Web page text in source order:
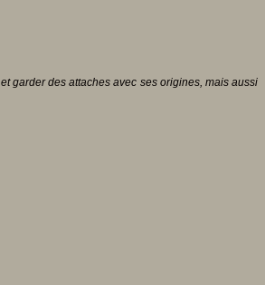
garder des attaches avec ses origines, mais aussi